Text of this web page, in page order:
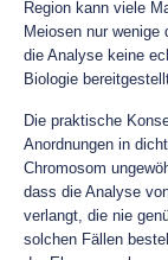
Region kann viele
Meiosen nur
die Analyse keine
Biologie
Die praktische
Anordnungen in
Chromosom
dass die Analyse
verlangt, die nie
solchen Fällen